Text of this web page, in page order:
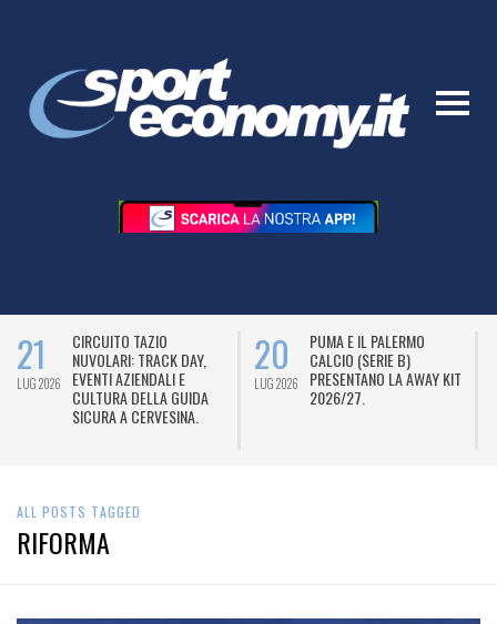
21
LUG 2026
CIRCUITO TAZIO
NUVOLARI: TRACK DAY,
EVENTI AZIENDALI E
CULTURA DELLA GUIDA
SICURA A CERVESINA.
20
LUG 2026
PUMA E IL PALERMO
CALCIO (SERIE B)
PRESENTANO LA AWAY KIT
2026/27.
ALL POSTS TAGGED
RIFORMA